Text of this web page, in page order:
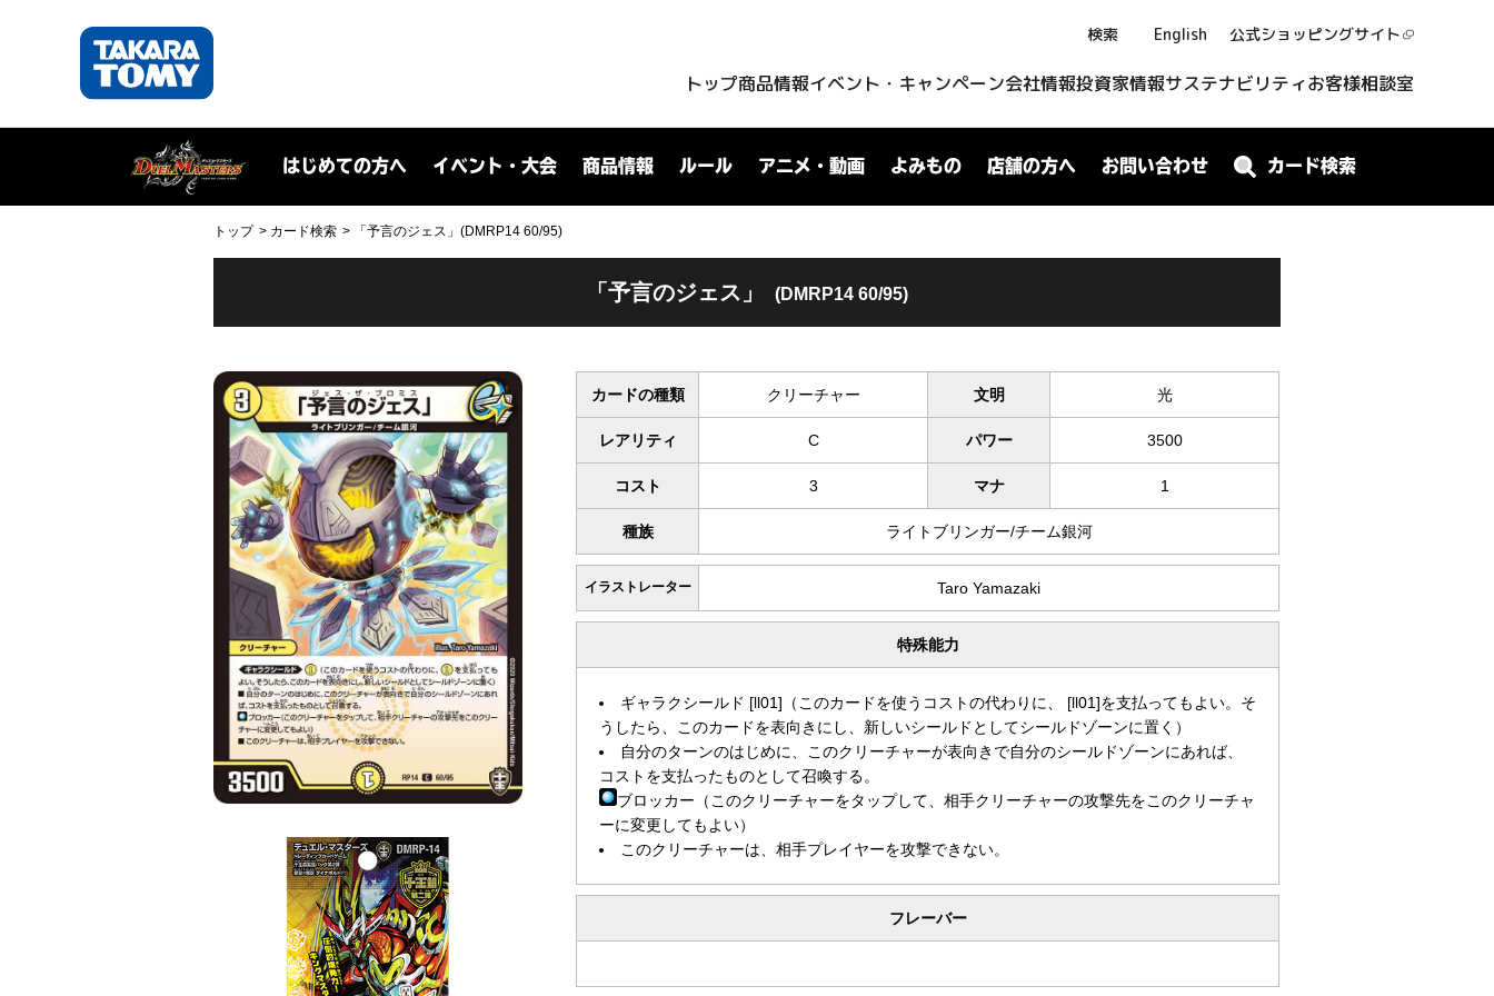
検索 English 公式ショッピングサイト
トップ商品情報イベント・キャンペーン会社情報投資家情報サステナビリティお客様相談室
はじめての方へ イベント・大会 商品情報 ルール アニメ・動画 よみもの 店舗の方へ お問い合わせ カード検索
トップ カード検索 「予言のジェス」(DMRP14 60/95)
「予言のジェス」 (DMRP14 60/95)
カードの種類 クリーチャー 文明 光
レアリティ C パワー 3500
コスト 3 マナ 1
種族 ライトブリンガー/チーム銀河
イラストレーター Taro Yamazaki
特殊能力
ギャラクシールド [ll01]（このカードを使うコストの代わりに、 [ll01]を支払ってもよい。そ
うしたら、このカードを表向きにし、新しいシールドとしてシールドゾーンに置く）
自分のターンのはじめに、このクリーチャーが表向きで自分のシールドゾーンにあれば、
コストを支払ったものとして召喚する。
ブロッカー（このクリーチャーをタップして、相手クリーチャーの攻撃先をこのクリーチャ
ーに変更してもよい）
このクリーチャーは、相手プレイヤーを攻撃できない。
フレーバー